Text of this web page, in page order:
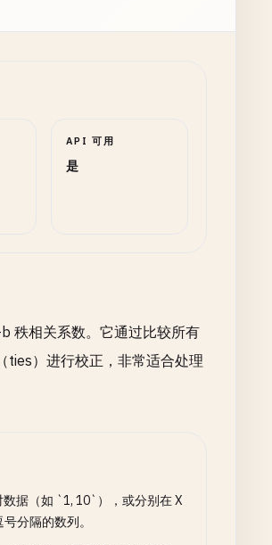
API 可用
是
秩相关系数。它通过比较所有
ties）进行校正，非常适合处理
据（如 `1, 10`），或分别在 X
分隔的数列。